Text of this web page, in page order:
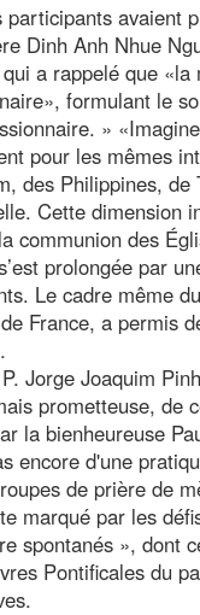
avaient
Dinh Anh Nhue
a rappelé que
formulant le
»
pour les mêmes
des Philippines,
Cette dimension
communion des
prolongée par
Le cadre même
France, a permis
Jorge Joaquim
prometteuse, de
la bienheureuse
encore d'une
de prière de
marqué par les
spontanés », dont
Pontificales du